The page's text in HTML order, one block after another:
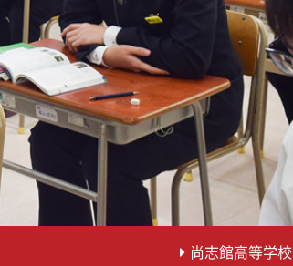
尚志館高等学校